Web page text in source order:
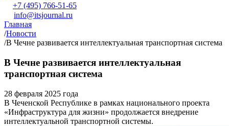
+7 (495) 766-51-65
info@itsjournal.ru
Главная
/Новости
/В Чечне развивается интеллектуальная транспортная система
В Чечне развивается интеллектуальная
транспортная система
28 февраля 2025 года
В Чеченской Республике в рамках национального проекта
«Инфраструктура для жизни» продолжается внедрение
интеллектуальной транспортной системы.